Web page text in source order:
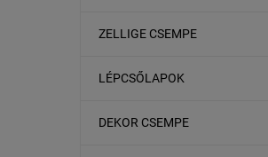
ZELLIGE CSEMPE
LÉPCSŐLAPOK
DEKOR CSEMPE